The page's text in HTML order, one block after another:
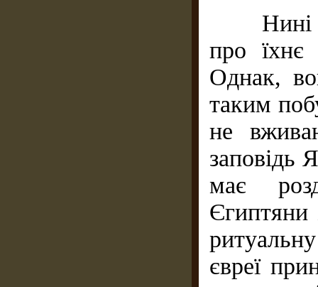
Нині
про їхнє
Однак,
таким
не
заповідь
має
євреї